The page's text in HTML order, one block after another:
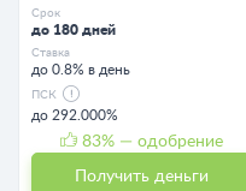
Срок
до 180 дней
Ставка
до 0.8% в день
ПСК
до 292.000%
83% — одобрение
Получить деньги